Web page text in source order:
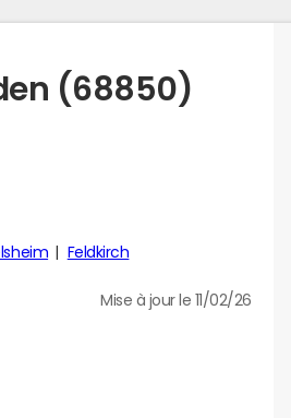
(68850)
Feldkirch
Mise à jour le 11/02/26